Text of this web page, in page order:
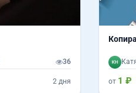
36
2 дня от 1 ₽